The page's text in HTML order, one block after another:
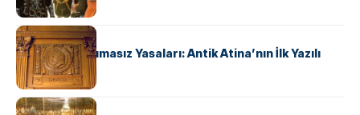
KÜLTÜR
Draco’nun Acımasız Yasaları: Antik Atina’nın İlk Yazılı
Hukuk Kodu
KÜLTÜR